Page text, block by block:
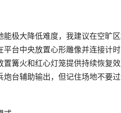
能极大降低难度，我建议在空旷
平台中央放置心形雕像并连接计
置篝火和红心灯笼提供持续恢复
炮台辅助输出，但记住场地不要